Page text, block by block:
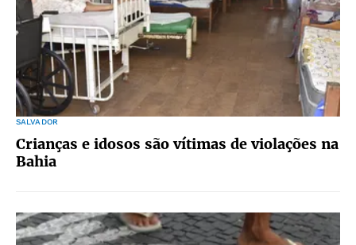
SALVADOR
Crianças e idosos são vítimas de violações na
Bahia